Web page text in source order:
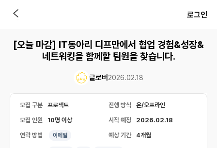
로그인
[오늘 마감] IT동아리 디프만에서 협업 경험&성장&
네트워킹을 함께할 팀원을 찾습니다.
클로버 2026.02.18
모집 구분 프로젝트 진행 방식 온/오프라인
모집 인원 10명 이상 시작 예정 2026.02.18
연락 방법 이메일 예상 기간 4개월